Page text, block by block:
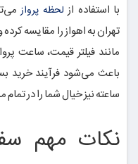
با استفاده از لحظه پرواز
تهران به اهواز را مقایسه
مانند فیلتر قیمت، ساعت
ساعته نیز خیال شما را در
نکات مهم